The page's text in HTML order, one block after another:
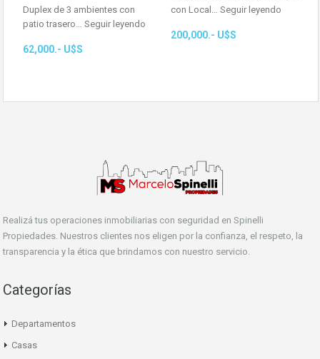
Duplex de 3 ambientes con
patio trasero… Seguir leyendo
62,000.- U$S
con Local… Seguir leyendo
200,000.- U$S
Realizá tus operaciones inmobiliarias con seguridad en Spinelli
Propiedades. Nuestros clientes nos eligen por la confianza, el respeto, la
transparencia y la ética que brindamos con nuestro servicio.
Categorías
Departamentos
Casas